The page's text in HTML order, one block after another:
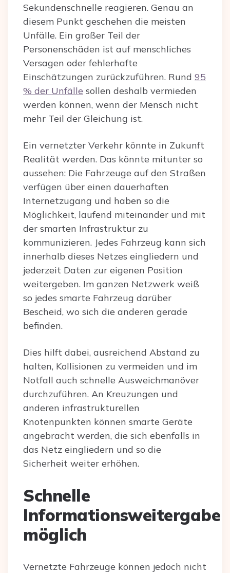
Sekundenschnelle reagieren. Genau an
diesem Punkt geschehen die meisten
Unfälle. Ein großer Teil der
Personenschäden ist auf menschliches
Versagen oder fehlerhafte
Einschätzungen zurückzuführen. Rund 95
% der Unfälle sollen deshalb vermieden
werden können, wenn der Mensch nicht
mehr Teil der Gleichung ist.
Ein vernetzter Verkehr könnte in Zukunft
Realität werden. Das könnte mitunter so
aussehen: Die Fahrzeuge auf den Straßen
verfügen über einen dauerhaften
Internetzugang und haben so die
Möglichkeit, laufend miteinander und mit
der smarten Infrastruktur zu
kommunizieren. Jedes Fahrzeug kann sich
innerhalb dieses Netzes eingliedern und
jederzeit Daten zur eigenen Position
weitergeben. Im ganzen Netzwerk weiß
so jedes smarte Fahrzeug darüber
Bescheid, wo sich die anderen gerade
befinden.
Dies hilft dabei, ausreichend Abstand zu
halten, Kollisionen zu vermeiden und im
Notfall auch schnelle Ausweichmanöver
durchzuführen. An Kreuzungen und
anderen infrastrukturellen
Knotenpunkten können smarte Geräte
angebracht werden, die sich ebenfalls in
das Netz eingliedern und so die
Sicherheit weiter erhöhen.
Schnelle
Informationsweitergabe
möglich
Vernetzte Fahrzeuge können jedoch nicht